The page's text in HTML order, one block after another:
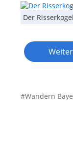
Der
Wandern